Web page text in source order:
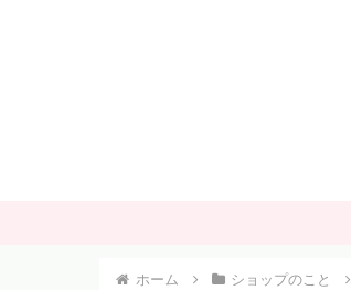
ホーム ショップのこと